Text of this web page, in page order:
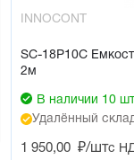
INNOCONT
SC-18P10C
2м
В наличии 10 шт
Удалённый
1 950,00 ₽/штс